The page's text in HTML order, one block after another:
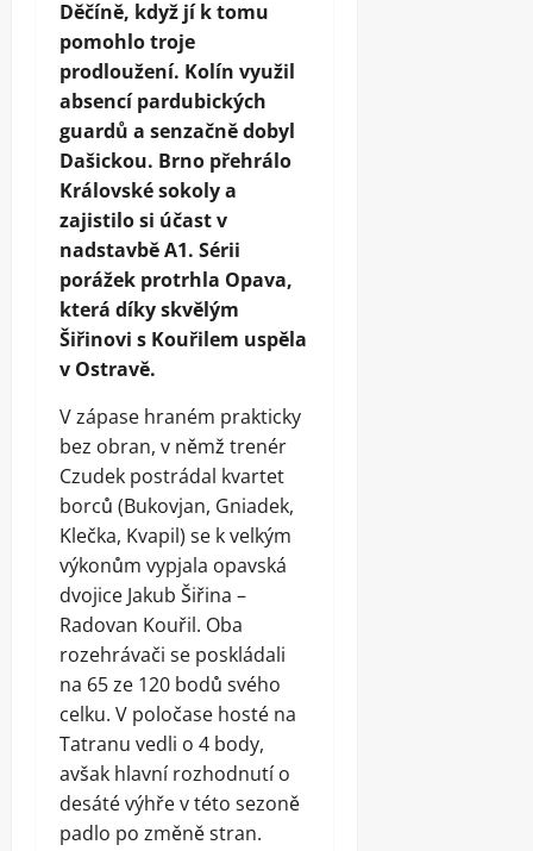
Děčíně, když jí k tomu
pomohlo troje
prodloužení. Kolín využil
absencí pardubických
guardů a senzačně dobyl
Dašickou. Brno přehrálo
Královské sokoly a
zajistilo si účast v
nadstavbě A1. Sérii
porážek protrhla Opava,
která díky skvělým
Šiřinovi s Kouřilem uspěla
v Ostravě.
V zápase hraném prakticky
bez obran, v němž trenér
Czudek postrádal kvartet
borců (Bukovjan, Gniadek,
Klečka, Kvapil) se k velkým
výkonům vypjala opavská
dvojice Jakub Šiřina –
Radovan Kouřil. Oba
rozehrávači se poskládali
na 65 ze 120 bodů svého
celku. V poločase hosté na
Tatranu vedli o 4 body,
avšak hlavní rozhodnutí o
desáté výhře v této sezoně
padlo po změně stran.